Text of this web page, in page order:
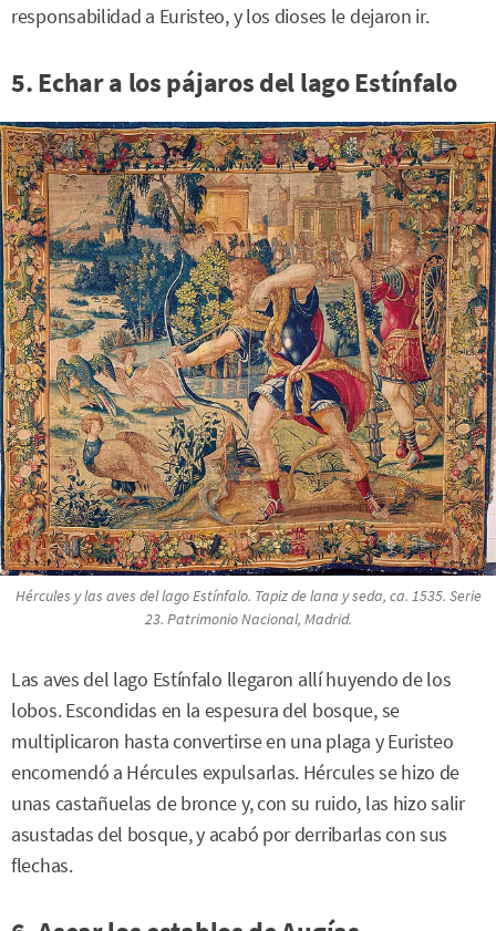
responsabilidad a Euristeo, y los dioses le dejaron ir.
5. Echar a los pájaros del lago Estínfalo
Hércules y las aves del lago Estínfalo. Tapiz de lana y seda, ca. 1535. Serie
23. Patrimonio Nacional, Madrid.
Las aves del lago Estínfalo llegaron allí huyendo de los
lobos. Escondidas en la espesura del bosque, se
multiplicaron hasta convertirse en una plaga y Euristeo
encomendó a Hércules expulsarlas. Hércules se hizo de
unas castañuelas de bronce y, con su ruido, las hizo salir
asustadas del bosque, y acabó por derribarlas con sus
flechas.